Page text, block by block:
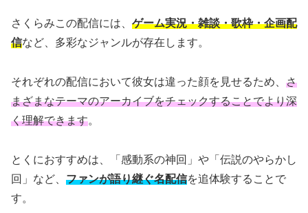
さくらみこの配信には、 ゲーム実況・雑談・歌枠・企画配
信など、多彩なジャンルが存在します。
それぞれの配信において彼女は違った顔を見せるため、 さ
まざまなテーマのアーカイブをチェックすることでより深
く理解できます。
とくにおすすめは、「感動系の神回」や「伝説のやらかし
回」など、 ファンが語り継ぐ名配信を追体験することで
す。